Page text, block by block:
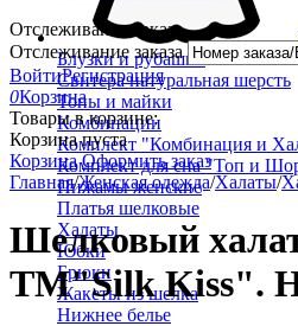
Блузки и рубашки
Свитера натуральная шерсть
Топы и майки
Комбинации
Комплект "Комбинация и
Комплект для сна "Топ и
Пижамы женские
Платья шелковые
Халаты
Юбки
Брюки
Жакеты из шелка
Нижнее белье
Отслеживание заказа
Отслеживание заказа
ВойтиРегистрация
0Корзина
Товары в корзине:
Корзина пуста
Корзина Оформить заказ
Главная/Женская одежда/Халаты/
Шелковый
TM"Silk Kiss".